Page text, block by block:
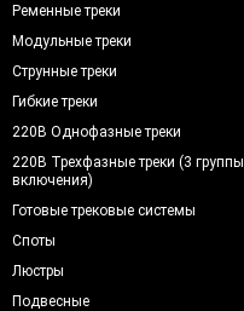
Ременные треки
Модульные треки
Струнные треки
Гибкие треки
220В Однофазные треки
220В Трехфазные треки (3 группы
включения)
Готовые трековые системы
Споты
Люстры
Подвесные